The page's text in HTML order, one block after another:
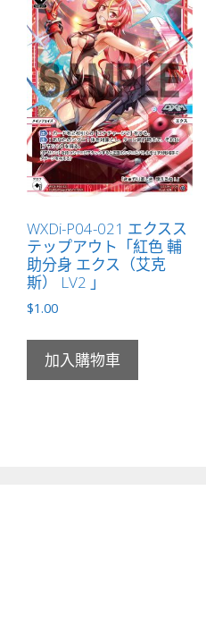
WXDi-P04-021 エクスス
テップアウト「紅色 輔
助分身 エクス（艾克
斯） LV2 」
$1.00
加入購物車